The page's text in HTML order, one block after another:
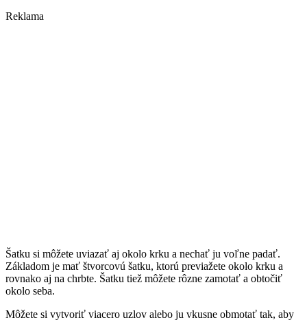
Reklama
Šatku si môžete uviazať aj okolo krku a nechať ju voľne padať.
Základom je mať štvorcovú šatku, ktorú previažete okolo krku a
rovnako aj na chrbte. Šatku tiež môžete rôzne zamotať a obtočiť
okolo seba.
Môžete si vytvoriť viacero uzlov alebo ju vkusne obmotať tak, aby